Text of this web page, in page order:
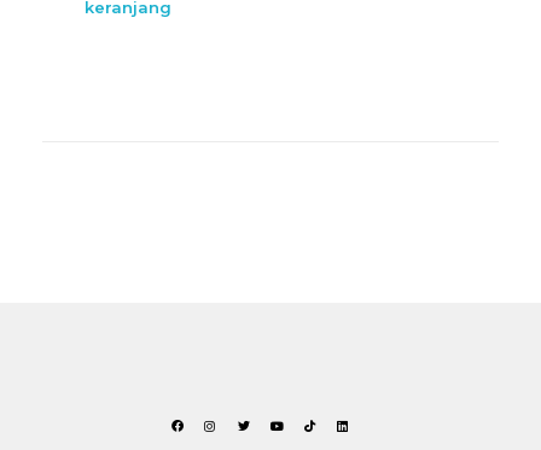
keranjang